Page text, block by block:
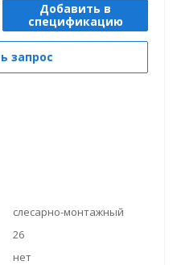
Добавить в
спецификацию
запрос
слесарно-монтажный
26
нет